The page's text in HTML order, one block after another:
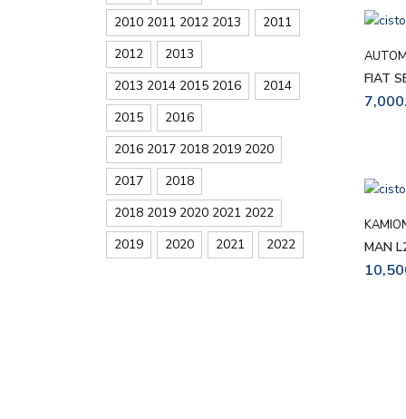
FIAT
MAN
2010 2011 2012 2013
2011
2012
2013
2013 2014 2015 2016
2014
2015
2016
2016 2017 2018 2019 2020
2017
2018
2018 2019 2020 2021 2022
2019
2020 2021 2022